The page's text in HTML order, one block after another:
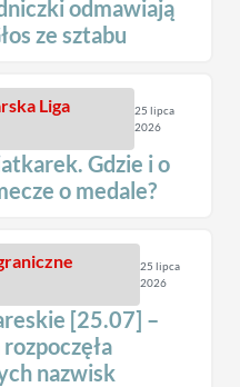
odmawiają
ze sztabu
Liga
25 lipca
2026
Gdzie i o
o medale?
25 lipca
2026
[25.07] –
nazwisk